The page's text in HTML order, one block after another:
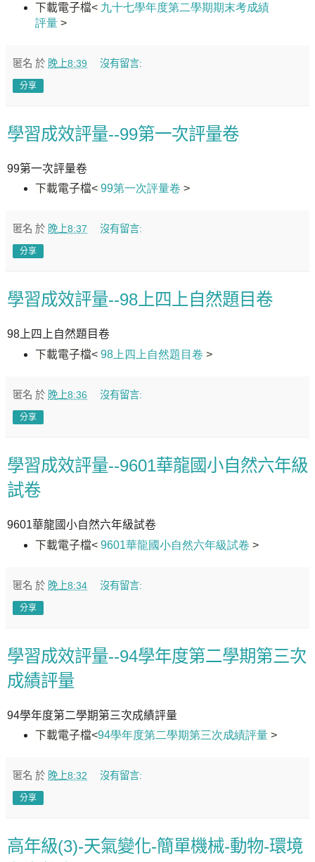
下載電子檔< 九十七學年度第二學期期末考成績
評量>
匿名 於 晚上8:39 沒有留言:
分享
學習成效評量--99第一次評量卷
99第一次評量卷
下載電子檔< 99第一次評量卷 >
匿名 於 晚上8:37 沒有留言:
分享
學習成效評量--98上四上自然題目卷
98上四上自然題目卷
下載電子檔< 98上四上自然題目卷 >
匿名 於 晚上8:36 沒有留言:
分享
學習成效評量--9601華龍國小自然六年級
試卷
9601華龍國小自然六年級試卷
下載電子檔< 9601華龍國小自然六年級試卷 >
匿名 於 晚上8:34 沒有留言:
分享
學習成效評量--94學年度第二學期第三次
成績評量
94學年度第二學期第三次成績評量
下載電子檔<94學年度第二學期第三次成績評量>
匿名 於 晚上8:32 沒有留言:
分享
高年級(3)-天氣變化-簡單機械-動物-環境